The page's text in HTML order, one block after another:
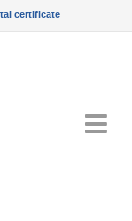
certificate